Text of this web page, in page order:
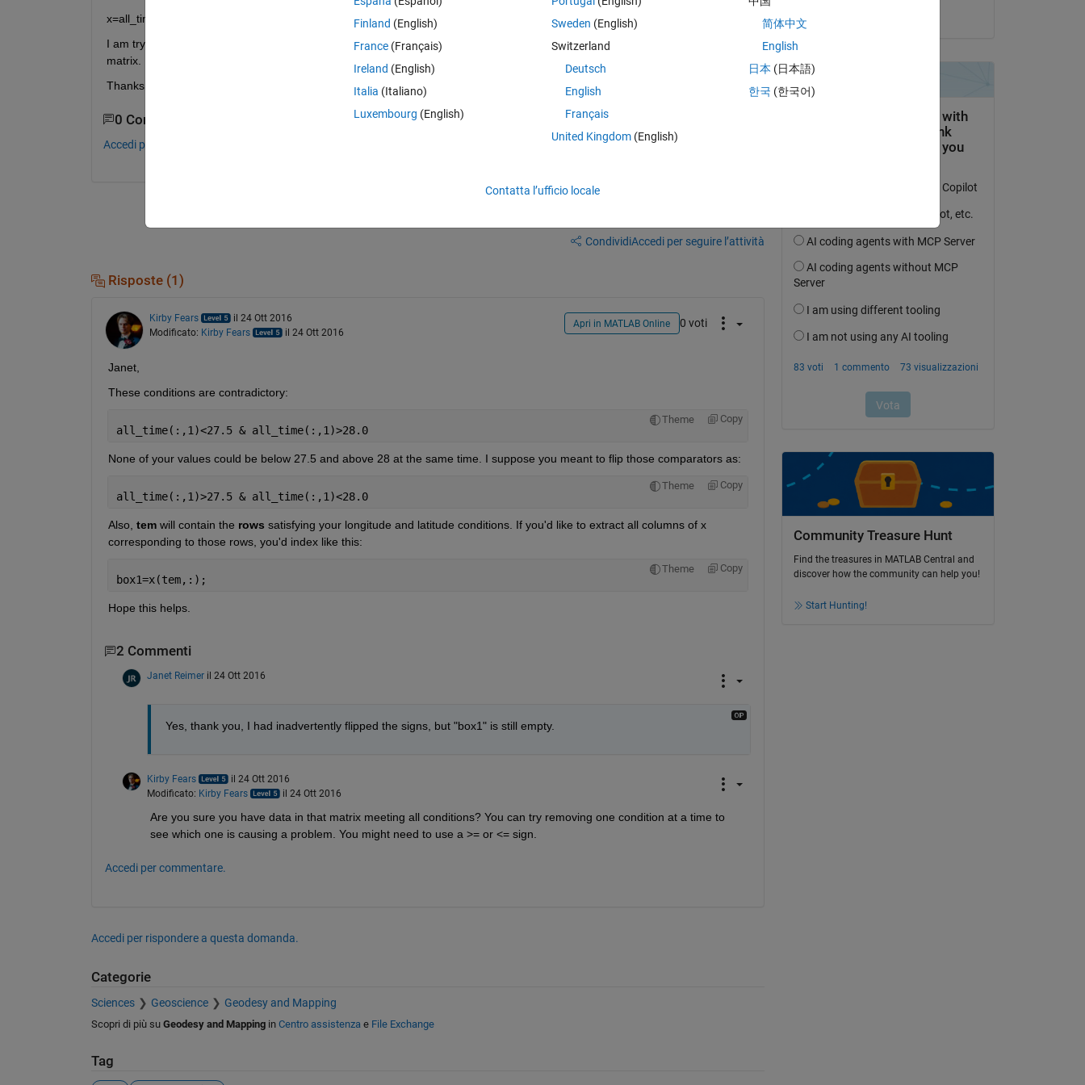
x=all_time(:,3:15);% tem=find(all_time(:,1)<27.5 & all_time(:,1)>28.0 & all_time(:,2)<-79 & all_time(:,2)>-78.5); box1=x(tem);
I am trying to extract boxes of 0.5 by 0.5 degrees for all the variables in columns 3 to 15 of the matrix. My box1 is an empty
matrix.
Thanks
0 Commenti
Accedi per commentare.
CondividiAccedi per seguire l’attività
Risposte (1)
Kirby Fears
il 24 Ott 2016
Modificato: Kirby Fears il 24 Ott 2016
Apri in MATLAB Online 0 voti
Janet,
These conditions are contradictory:
Theme Copy
all_time(:,1)<27.5 & all_time(:,1)>28.0
None of your values could be below 27.5 and above 28 at the same time. I suppose you meant to flip those comparators as:
Theme Copy
all_time(:,1)>27.5 & all_time(:,1)<28.0
Also, tem will contain the rows satisfying your longitude and latitude conditions. If you'd like to extract all columns of x
corresponding to those rows, you'd index like this:
Theme Copy
box1=x(tem,:);
Hope this helps.
2 Commenti
Janet Reimer il 24 Ott 2016
Yes, thank you, I had inadvertently flipped the signs, but "box1" is still empty.
Kirby Fears
il 24 Ott 2016
Modificato: Kirby Fears il 24 Ott 2016
Are you sure you have data in that matrix meeting all conditions? You can try removing one condition at a time to
see which one is causing a problem. You might need to use a >= or <= sign.
Accedi per commentare.
Accedi per rispondere a questa domanda.
Categorie
Sciences Geoscience Geodesy and Mapping
Scopri di più su Geodesy and Mappingin Centro assistenzae File Exchange
Tag
Community Treasure Hunt
Find the treasures in MATLAB Central and
discover how the community can help you!
Start Hunting!
Finland (English)
France (Français)
Ireland (English)
Italia (Italiano)
Luxembourg (English)
Sweden (English)
Switzerland
Deutsch
English
Français
United Kingdom(English)
简体中文
English
日本 (日本語)
한국 (한국어)
Contatta l’ufficio locale